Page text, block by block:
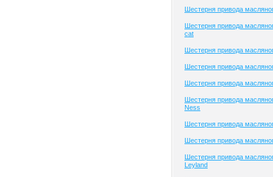
Шестерня привода
Шестерня привода
cat
Шестерня привода
Шестерня привода
Шестерня привода
Шестерня привода
Ness
Шестерня привода
Шестерня привода
Шестерня привода
Leyland